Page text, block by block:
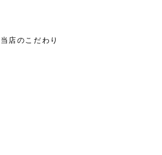
当店のこだわり